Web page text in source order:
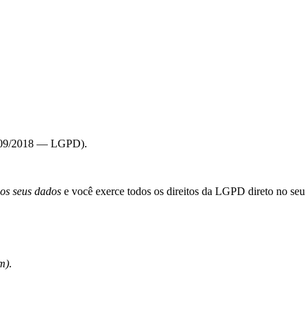
2018 — LGPD).
seus dados e você exerce todos os direitos da LGPD direto no seu